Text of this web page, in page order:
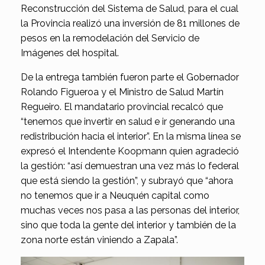
Reconstrucción del Sistema de Salud, para el cual
la Provincia realizó una inversión de 81 millones de
pesos en la remodelación del Servicio de
Imágenes del hospital.
De la entrega también fueron parte el Gobernador
Rolando Figueroa y el Ministro de Salud Martín
Regueiro. El mandatario provincial recalcó que
“tenemos que invertir en salud e ir generando una
redistribución hacia el interior”. En la misma línea se
expresó el Intendente Koopmann quien agradeció
la gestión: “así demuestran una vez más lo federal
que está siendo la gestión”, y subrayó que “ahora
no tenemos que ir a Neuquén capital como
muchas veces nos pasa a las personas del interior,
sino que toda la gente del interior y también de la
zona norte están viniendo a Zapala”.